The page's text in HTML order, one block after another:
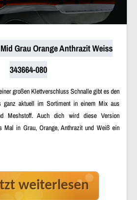
Grau Orange Anthrazit Weiss
343664-080
großen Klettverschluss Schnalle gibt es den
ganz aktuell im Sortiment in einem Mix aus
Meshstoff. Auch dich wird diese Version
Mal in Grau, Orange, Anthrazit und Weiß ein
weiterlesen